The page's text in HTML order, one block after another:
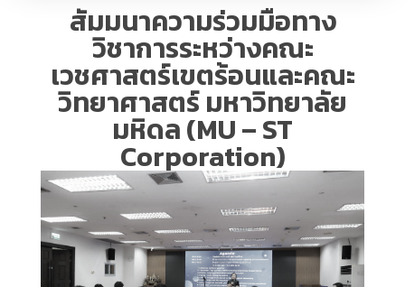
สัมมนาความร่วมมือทาง
วิชาการระหว่างคณะ
เวชศาสตร์เขตร้อนและคณะ
วิทยาศาสตร์ มหาวิทยาลัย
มหิดล (MU – ST
Corporation)